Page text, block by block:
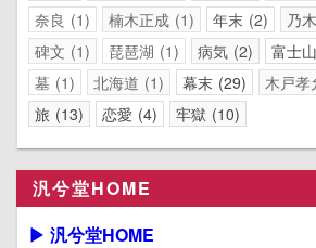
奈良
1 楠木正成 1 年末 2 乃
碑文 1 琵琶湖 1 病気 2 富士山
墓 1 北海道 1 幕末 29 木戸孝
旅 13 恋愛 4 牢獄 10
汎兮堂HOME
▶ 汎兮堂HOME